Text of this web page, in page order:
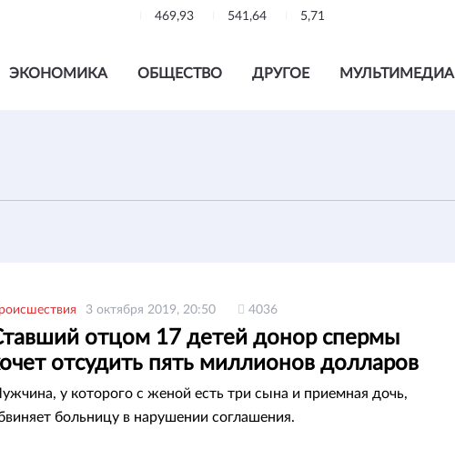
469,93 541,64 5,71
ЭКОНОМИКА ОБЩЕСТВО ДРУГОЕ МУЛЬТИМЕДИА
3 октября 2019, 20:50 4036
отцом 17 детей донор спермы
отсудить пять миллионов долларов
у которого с женой есть три сына и приемная дочь,
больницу в нарушении соглашения.